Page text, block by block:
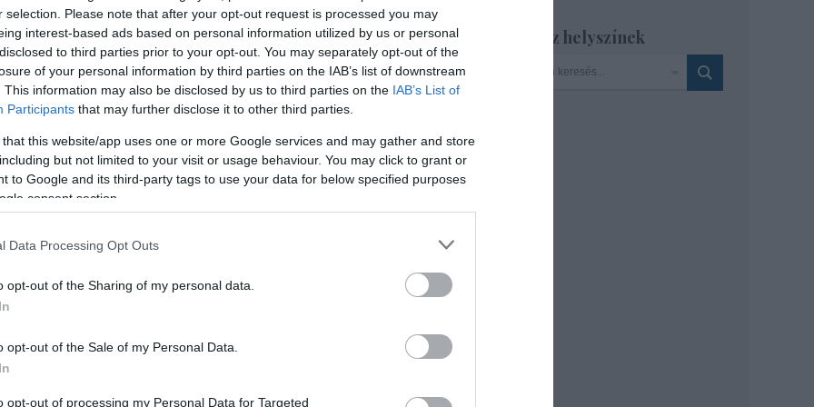
selection. Please note that after your opt-out request is processed you may
interest-based ads based on personal information utilized by us or personal
to third parties prior to your opt-out. You may separately opt-out of the
of your personal information by third parties on the IAB’s list of downstream
This information may also be disclosed by us to third parties on the IAB’s List of
Participants that may further disclose it to other third parties.
that this website/app uses one or more Google services and may gather and store
but not limited to your visit or usage behaviour. You may click to grant or
to Google and its third-party tags to use your data for below specified purposes
consent section.
Data Processing Opt Outs
opt-out of the Sharing of my personal data.
opt-out of the Sale of my Personal Data.
opt-out of processing my Personal Data for Targeted
mutatta be az Újszínház
A nagyszabású történelmi dráma Nagy Viktor
rendezésében, Viczián Ottó és Gregor Bernadett
főszereplésével került műsorra.
produkciós asszisztenst keres
jelentkezését várják.
Szinház helyszínek